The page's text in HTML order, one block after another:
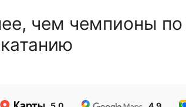
чем чемпионы
катанию